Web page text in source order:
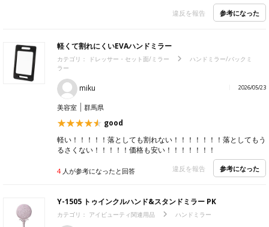
違反を報告 参考になった
軽くて割れにくいEVAハンドミラー
カテゴリ： ドレッサー・セット面/ミラー
ハンドミラー/バックミ
ラー
miku 2026/05/23
美容室 群馬県
good
軽い！！！！！落としても割れない！！！！！！！落としてもう
るさくない！！！！！価格も安い！！！！！！！
4人が参考になったと回答 違反を報告 参考になった
Y-1505 トゥインクルハンド&スタンドミラー PK
カテゴリ： アイビューティ関連用品 ハンドミラー